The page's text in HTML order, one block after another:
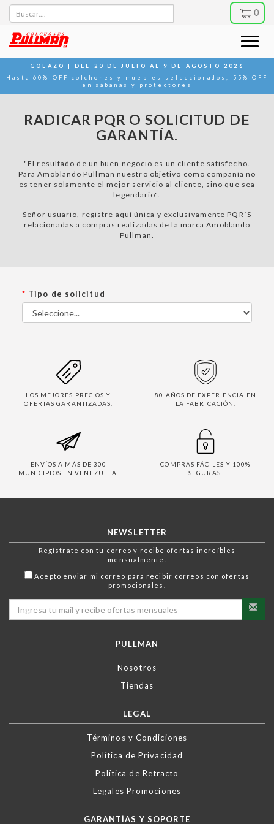
Buscar
0
Toggle
GOLAZO | DEL 20 DE JULIO AL 9 DE AGOSTO 2026
Hasta 60% OFF colchones y muebles seleccionados, 55% OFF
en sábanas y protectores
RADICAR PQR O SOLICITUD DE
GARANTÍA.
"El resultado de un buen negocio es un cliente satisfecho.
Para Amoblando Pullman nuestro objetivo como compañía no
es tener solamente el mejor servicio al cliente, sino que sea
legendario".
Señor usuario, registre aquí única y exclusivamente PQR´S
relacionadas a compras realizadas de la marca Amoblando
Pullman.
* Tipo de solicitud
LOS MEJORES PRECIOS Y
OFERTAS GARANTIZADAS.
80 AÑOS DE EXPERIENCIA EN
LA FABRICACIÓN.
ENVÍOS A MÁS DE 300
MUNICIPIOS EN VENEZUELA.
COMPRAS FÁCILES Y 100%
SEGURAS.
NEWSLETTER
Regístrate con tu correo y recibe ofertas increíbles
mensualmente.
Acepto enviar mi correo para recibir correos con ofertas
promocionales.
PULLMAN
Nosotros
Tiendas
LEGAL
Términos y Condiciones
Política de Privacidad
Política de Retracto
Legales Promociones
GARANTÍAS Y SOPORTE